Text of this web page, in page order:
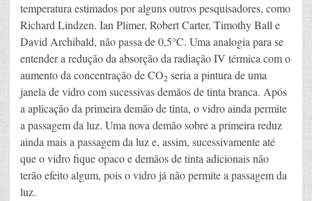
temperatura estimados por alguns outros pesquisadores, como
Richard Lindzen. Ian Plimer, Robert Carter, Timothy Ball e
David Archibald, não passa de 0,5°C. Uma analogia para se
entender a redução da absorção da radiação IV térmica com o
aumento da concentração de CO2 seria a pintura de uma
janela de vidro com sucessivas demãos de tinta branca. Após
a aplicação da primeira demão de tinta, o vidro ainda permite
a passagem da luz. Uma nova demão sobre a primeira reduz
ainda mais a passagem da luz e, assim, sucessivamente até
que o vidro fique opaco e demãos de tinta adicionais não
terão efeito algum, pois o vidro já não permite a passagem da
luz.